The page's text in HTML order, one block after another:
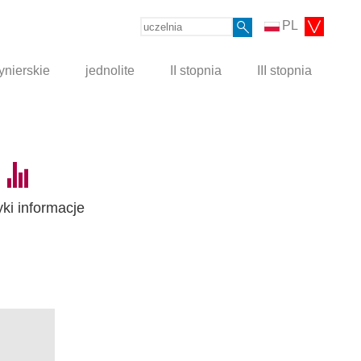
PL
jednolite II stopnia III stopnia
informacje